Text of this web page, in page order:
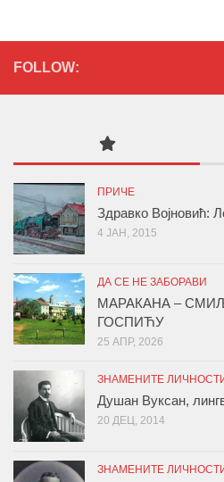
FOLLOW:
ПРИЧЕ
Здравко Војновић:
4 ЈАН, 2015
ДА СЕ НЕ ЗАБОРАВИ
МАРАКАНА –
ГОСПИЋУ
25 АПР, 2026
ЗНАМЕНИТЕ
Душан Вуксан,
20 ДЕЦ, 2014
ЗНАМЕНИТЕ